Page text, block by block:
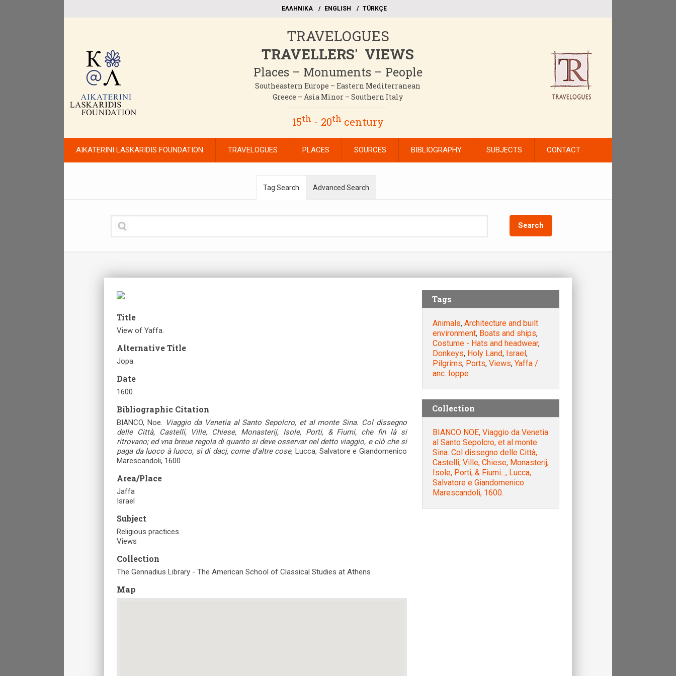
EΛΛΗΝΙΚΑ ΕΝGLISH TÜRKÇE
TRAVELOGUES
TRAVELLERS' VIEWS
Places – Monuments – People
Southeastern Europe – Eastern Mediterranean
Greece – Asia Minor – Southern Italy
15th - 20th century
AIKATERINI LASKARIDIS FOUNDATION TRAVELOGUES PLACES SOURCES BIBLIOGRAPHY SUBJECTS CONTACT
Tag Search
Search
Advanced Search
Title
View of Yaffa.
Alternative Title
Jopa.
Date
1600
Bibliographic Citation
BIANCO, Noe. Viaggio da Venetia al Santo Sepolcro, et al monte Sina. Col dissegno
delle Città, Castelli, Ville, Chiese, Monasterij, Isole, Porti, & Fiumi, che fin là si
ritrovano; ed vna breue regola di quanto si deve osservar nel detto viaggio, e ciò che si
paga da luoco à luoco, sì di dacj, come d'altre cose, Lucca, Salvatore e Giandomenico
Marescandoli, 1600.
Area/Place
Jaffa
Israel
Subject
Religious practices
Views
Collection
The Gennadius Library - The American School of Classical Studies at Athens
Map
Tags
Animals, Architecture and built
environment, Boats and ships,
Costume - Hats and headwear,
Donkeys, Holy Land, Israel,
Pilgrims, Ports, Views, Yaffa /
anc. Ioppe
Collection
BIANCO NOE, Viaggio da Venetia
al Santo Sepolcro, et al monte
Sina. Col dissegno delle Città,
Castelli, Ville, Chiese, Monasterij,
Isole, Porti, & Fiumi..., Lucca,
Salvatore e Giandomenico
Marescandoli, 1600.